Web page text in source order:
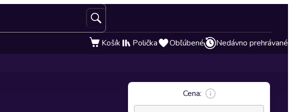
Košík Polička Obľúbené Nedávno prehrávané
Cena: